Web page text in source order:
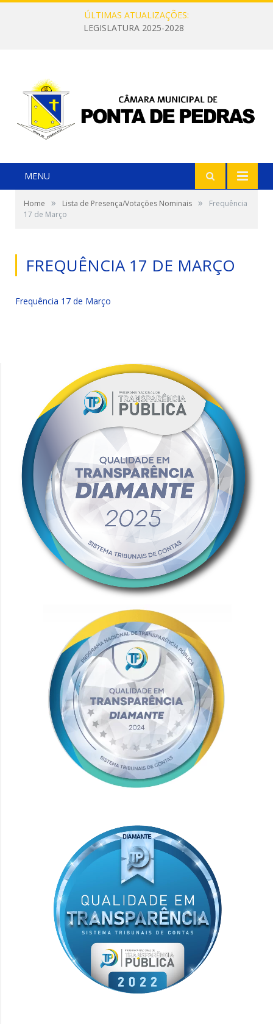
ÚLTIMAS ATUALIZAÇÕES:
LEGISLATURA 2025-2028
MENU
Home » Lista de Presença/Votações Nominais »
Frequência
17 de Março
FREQUÊNCIA 17 DE MARÇO
Frequência 17 de Março